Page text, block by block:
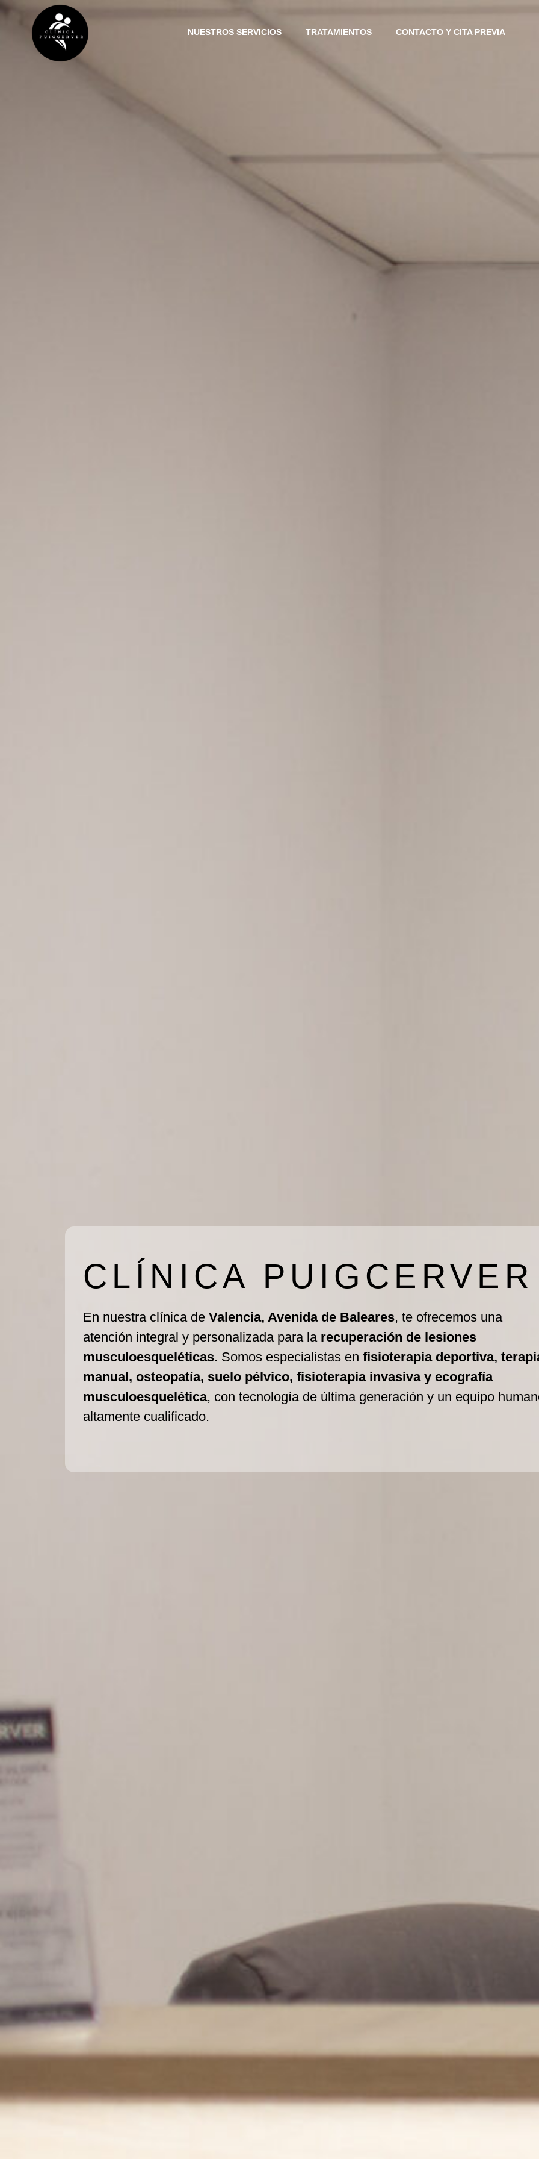
NUESTROS SERVICIOS TRATAMIENTOS CONTACTO Y CITA PREVIA
CLÍNICA PUIGCERVER
En nuestra clínica de Valencia, Avenida de Baleares, te ofrecemos una
atención integral y personalizada para la recuperación de lesiones
musculoesqueléticas. Somos especialistas en fisioterapia deportiva,
manual, osteopatía, suelo pélvico, fisioterapia invasiva y ecografía
musculoesquelética, con tecnología de última generación y un equipo
altamente cualificado.